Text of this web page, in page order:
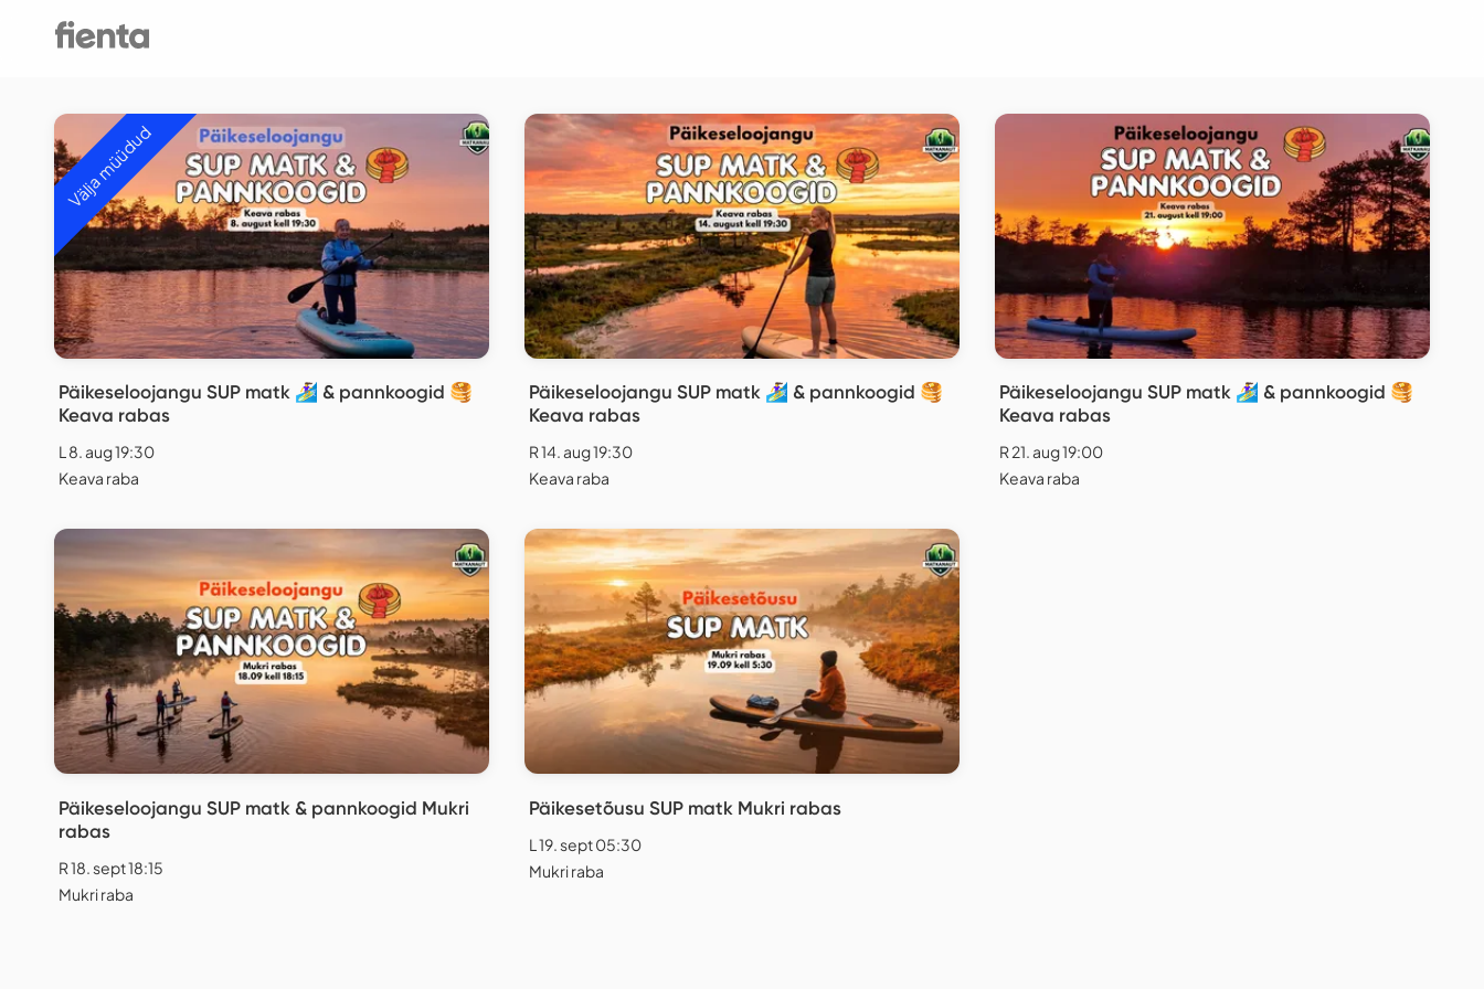
Välja müüdud
Päikeseloojangu SUP matk 🏄‍♀️ & pannkoogid 🥞
Keava rabas
L 8. aug 19:30
Keava raba
Päikeseloojangu SUP matk 🏄‍♀️ & pannkoogid 🥞
Keava rabas
R 14. aug 19:30
Keava raba
Päikeseloojangu SUP matk 🏄‍♀️ & pannkoogid 🥞
Keava rabas
R 21. aug 19:00
Keava raba
Päikeseloojangu SUP matk & pannkoogid Mukri
rabas
R 18. sept 18:15
Mukri raba
Päikesetõusu SUP matk Mukri rabas
L 19. sept 05:30
Mukri raba